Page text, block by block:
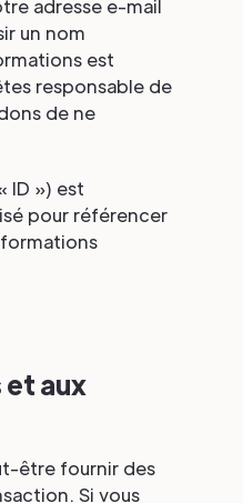
adresse e-mail
un nom
est
responsable de
de ne
ID ») est
pour référencer
et aux
être fournir des
Si vous